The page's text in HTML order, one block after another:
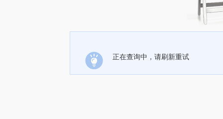
正在查询中，请刷新重试